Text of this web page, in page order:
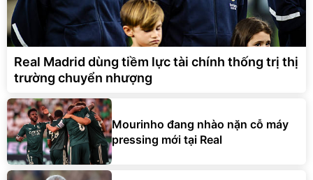
Real Madrid dùng tiềm lực tài chính thống trị thị
trường chuyển nhượng
Mourinho đang nhào nặn cỗ máy
pressing mới tại Real